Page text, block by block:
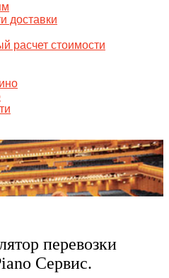
доставки
расчет стоимости
перевозки
Сервис.